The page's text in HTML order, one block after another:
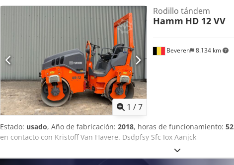
1 /7
Beveren 8.134 km
Rodillo tándem
Hamm HD 12 VV
Estado: usado, Año de fabricación: 2018, horas de funcionamiento:
en contacto con Kristoff Van Havere. Dsdpfsy Sfc Iox Aanjck